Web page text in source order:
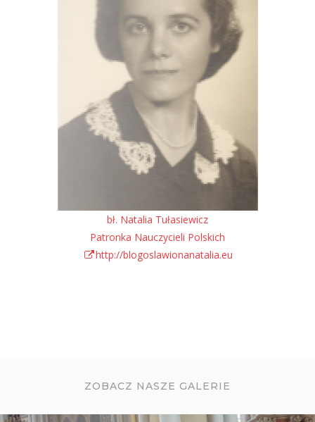
bł. Natalia Tułasiewicz
Patronka Nauczycieli Polskich
http://blogoslawionanatalia.eu
ZOBACZ NASZE GALERIE